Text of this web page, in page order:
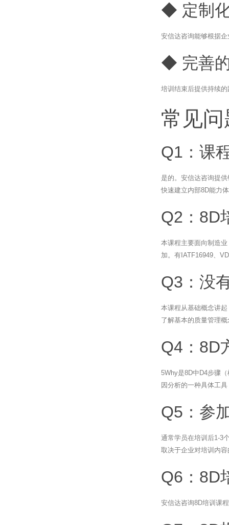
◆ 定制
安信达咨询能够根据
◆ 完善
培训结束后提供持续
常见
Q1：课
是的。安信达咨询提
快速建立内部8D能力
Q2：8D
本课程主要面向制造
加。有IATF16949、
Q3：没
本课程从基础概念讲
了解基本的质量管理
Q4：8D
5Why是8D中D4步骤
因分析的一种具体工
Q5：参
通常学员在培训后1-3
取决于企业对培训内
Q6：8D
安信达咨询8D培训课